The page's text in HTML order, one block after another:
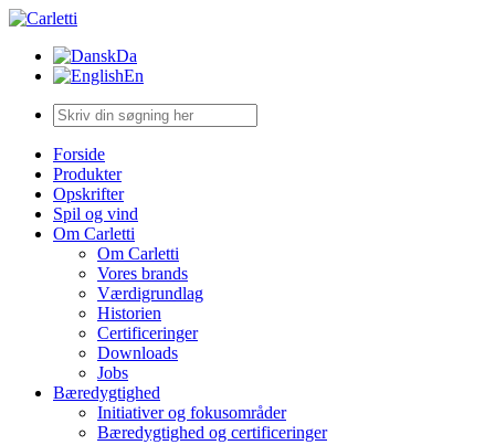
Da
En
Forside
Produkter
Opskrifter
Spil og vind
Om Carletti
Om Carletti
Vores brands
Værdigrundlag
Historien
Certificeringer
Downloads
Jobs
Bæredygtighed
Initiativer og fokusområder
Bæredygtighed og certificeringer